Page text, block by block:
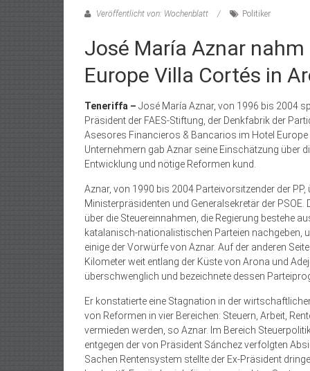
Veröffentlicht von: Wochenblatt Politiker
José María Aznar
Europe Villa Cortés in
Teneriffa – José María Aznar, von 1996 bis 2004
Präsident der FAES-Stiftung, der Denkfabrik der
Asesores Financieros & Bancarios im Hotel
Unternehmern gab Aznar seine Einschätzung über
Entwicklung und nötige Reformen kund.
Aznar, von 1990 bis 2004 Parteivorsitzender der
Ministerpräsidenten und Generalsekretär der
über die Steuereinnahmen, die Regierung bestehe
katalanisch-nationalistischen Parteien nachgeben,
einige der Vorwürfe von Aznar. Auf der anderen
Kilometer weit entlang der Küste von Arona und
überschwenglich und bezeichnete dessen
Er konstatierte eine Stagnation in der
von Reformen in vier Bereichen: Steuern, Arbeit,
vermieden werden, so Aznar. Im Bereich
entgegen der von Präsident Sánchez verfolgten
Sachen Rentensystem stellte der Ex-Präsident